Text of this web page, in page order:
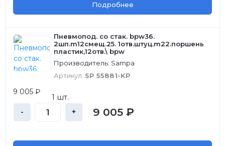
Подробнее
Пневмопод. со стак. bpw36.
2шп.m12смещ.25. 1отв.штуц.m22.поршень
пластик,12отв.\ bpw
Производитель: Sampa
Артикул: SP 55881-KP
9 005 ₽
1 шт.
- + 9 005 ₽